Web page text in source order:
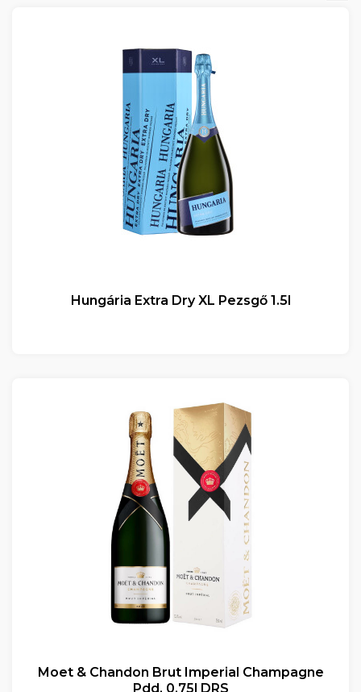
Hungária Extra Dry XL Pezsgő 1.5l
Moet & Chandon Brut Imperial Champagne
Pdd. 0.75l DRS